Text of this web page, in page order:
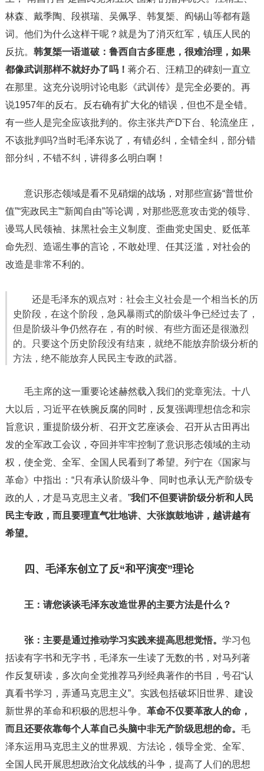
林森、戴季陶、段祺瑞、吴佩孚、韩复榘、阎锡山等都有题
词。他们为什么这样干呢？就是为了消灭红军，镇压人民的
反抗。 韩复榘一语道破：鲁西自古多匪患，很难治理，如果
都像武训那样不就好办了吗！ 蒋介石、汪精卫的碑刻一直立
在那里。这充分说明讨论电影《武训传》是完全必要的。再
说1957年的反右。反右确有扩大化的错误，但也不是全错。
有一些人是完全应该批判的。你主张共产D下台、轮流坐庄，
不该批判吗?当时毛泽东说了，有错必纠，全错全纠，部分错
部分纠，不错不纠，讲得多么明白啊！
意识形态领域是看不见硝烟的战场，对那些宣扬“普世价
值”“宪政民主”“新闻自由”等论调，对那些恶意攻击党的领导、
谩骂人民领袖、抹黑社会主义制度、歪曲党史国史、贬低革
命先烈、造谣生事的言论，不敢处理、任其泛滥，对社会的
改造是非常不利的。
还是毛泽东的观点对：社会主义社会是一个相当长的历
史阶段，在这个阶段，急风暴雨式的阶级斗争已经过去了，
但是阶级斗争仍然存在，有的时候、有些方面还是很激烈
的。只要这个历史阶段没有结束，就绝不能放弃阶级分析的
方法，绝不能放弃人民民主专政的武器。
毛主席的这一重要论述赫然载入我们的党章宪法。十八
大以后，习近平在铁腕反腐的同时，反复强调理想信念和宗
旨意识，重提阶级分析、召开文艺座谈会、召开从古田再出
发的全军政工会议，夺回并牢牢控制了意识形态领域的主动
权，使全党、全军、全国人民看到了希望。列宁在《国家与
革命》中指出：“只有承认阶级斗争、同时也承认无产阶级专
政的人，才是马克思主义者。”我们不但要讲阶级分析和人民
民主专政，而且要理直气壮地讲、大张旗鼓地讲，越讲越有
希望。
四、毛泽东创立了反“和平演变”理论
王：请您谈谈毛泽东改造世界的主要方法是什么？
张：主要是通过推动学习实践来提高思想觉悟。 学习包
括读有字书和无字书，毛泽东一生读了无数的书，对马列著
作反复研读，多次向全党推荐马列经典著作的书目，号召“认
真看书学习，弄通马克思主义”。实践包括破坏旧世界、建设
新世界的革命和积极的思想斗争。 革命不仅要革敌人的命，
而且还要依靠每个人革自己头脑中非无产阶级思想的命。 毛
泽东运用马克思主义的世界观、方法论，领导全党、全军、
全国人民开展思想政治文化战线的斗争，提高了人们的思想